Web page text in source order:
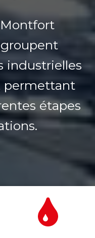
industrielles
permettant
étapes